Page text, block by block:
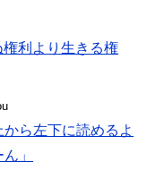
権利より生きる権
ら左下に読めるよ
」